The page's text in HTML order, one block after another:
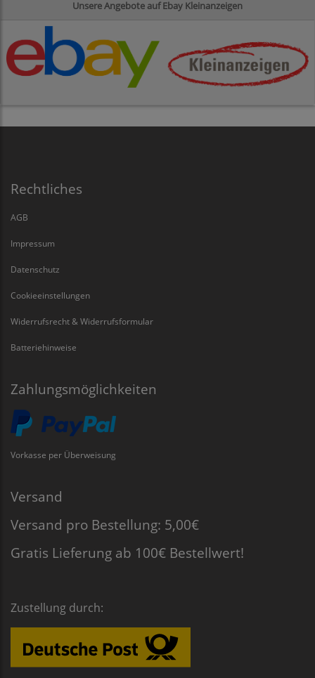
Unsere Angebote auf Ebay Kleinanzeigen
Rechtliches
AGB
Impressum
Datenschutz
Cookieeinstellungen
Widerrufsrecht & Widerrufsformular
Batteriehinweise
Zahlungsmöglichkeiten
Vorkasse per Überweisung
Versand
Versand pro Bestellung: 5,00€
Gratis Lieferung ab 100€ Bestellwert!
Zustellung durch: